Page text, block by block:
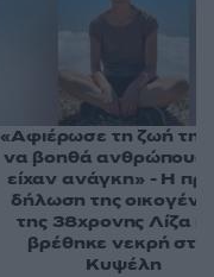
«Αφιέρωσε τη ζωή της
να βοηθά ανθρώπους
είχαν ανάγκη» - Η
δήλωση της
της 38χρονης Λίζα
βρέθηκε νεκρή
Κυψέλη